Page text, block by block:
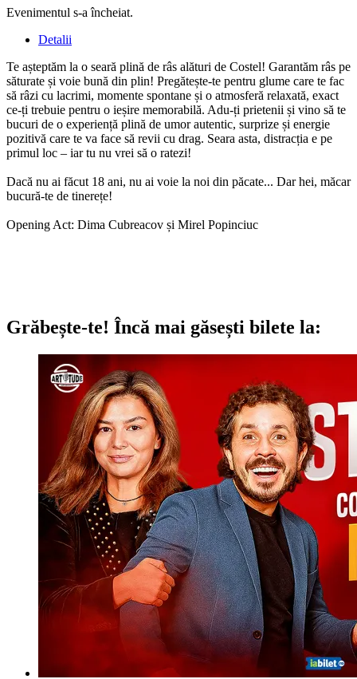
Evenimentul s-a încheiat.
Detalii
Te așteptăm la o seară plină de râs alături de Costel! Garantăm râs pe
săturate și voie bună din plin! Pregătește-te pentru glume care te fac
să râzi cu lacrimi, momente spontane și o atmosferă relaxată, exact
ce-ți trebuie pentru o ieșire memorabilă. Adu-ți prietenii și vino să te
bucuri de o experiență plină de umor autentic, surprize și energie
pozitivă care te va face să revii cu drag. Seara asta, distracția e pe
primul loc – iar tu nu vrei să o ratezi!
Dacă nu ai făcut 18 ani, nu ai voie la noi din păcate... Dar hei, măcar
bucură-te de tinerețe!
Opening Act: Dima Cubreacov și Mirel Popinciuc
Grăbește-te! Încă mai găsești bilete la: